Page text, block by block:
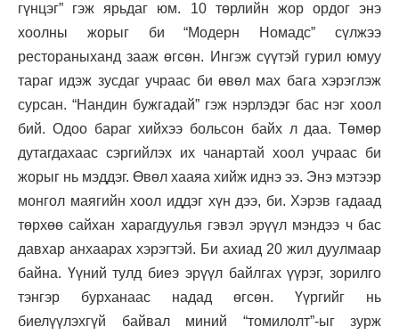
гүнцэг” гэж ярьдаг юм. 10 төрлийн жор ордог энэ
хоолны жорыг би “Модерн Номадс” сүлжээ
рестораныханд зааж өгсөн. Ингэж сүүтэй гурил юмуу
тараг идэж зусдаг учраас би өвөл мах бага хэрэглэж
сурсан. “Нандин бужгадай” гэж нэрлэдэг бас нэг хоол
бий. Одоо бараг хийхээ больсон байх л даа. Төмөр
дутагдахаас сэргийлэх их чанартай хоол учраас би
жорыг нь мэддэг. Өвөл хааяа хийж иднэ ээ. Энэ мэтээр
монгол маягийн хоол иддэг хүн дээ, би. Хэрэв гадаад
төрхөө сайхан харагдуулья гэвэл эрүүл мэндээ ч бас
давхар анхаарах хэрэгтэй. Би ахиад 20 жил дуулмаар
байна. Үүний тулд биеэ эрүүл байлгах үүрэг, зорилго
тэнгэр бурханаас надад өгсөн. Үүргийг нь
биелүүлэхгүй байвал миний “томилолт”-ыг зурж